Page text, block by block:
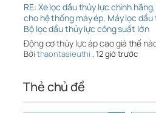
RE: Xe lọc dầu thủy lực chính
cho hệ thống máy ép, Máy lọc dầu
Bộ lọc dầu thủy lực công suất lớn
Động cơ thủy lực áp cao giá thế
Bởi thaontasieuthi , 12 giờ trước
Thẻ chủ đề